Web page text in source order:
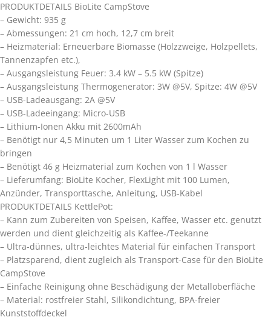
PRODUKTDETAILS BioLite CampStove
– Gewicht: 935 g
– Abmessungen: 21 cm hoch, 12,7 cm breit
– Heizmaterial: Erneuerbare Biomasse (Holzzweige, Holzpellets,
Tannenzapfen etc.),
– Ausgangsleistung Feuer: 3.4 kW – 5.5 kW (Spitze)
– Ausgangsleistung Thermogenerator: 3W @5V, Spitze: 4W @5V
– USB-Ladeausgang: 2A @5V
– USB-Ladeeingang: Micro-USB
– Lithium-Ionen Akku mit 2600mAh
– Benötigt nur 4,5 Minuten um 1 Liter Wasser zum Kochen zu
bringen
– Benötigt 46 g Heizmaterial zum Kochen von 1 l Wasser
– Lieferumfang: BioLite Kocher, FlexLight mit 100 Lumen,
Anzünder, Transporttasche, Anleitung, USB-Kabel
PRODUKTDETAILS KettlePot:
– Kann zum Zubereiten von Speisen, Kaffee, Wasser etc. genutzt
werden und dient gleichzeitig als Kaffee-/Teekanne
– Ultra-dünnes, ultra-leichtes Material für einfachen Transport
– Platzsparend, dient zugleich als Transport-Case für den BioLite
CampStove
– Einfache Reinigung ohne Beschädigung der Metalloberfläche
– Material: rostfreier Stahl, Silikondichtung, BPA-freier
Kunststoffdeckel